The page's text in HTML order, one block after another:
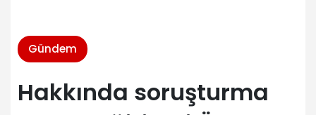
Gündem
Hakkında soruşturma